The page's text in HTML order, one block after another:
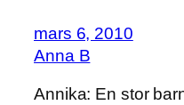
mars 6, 2010
Anna B
Annika: En stor